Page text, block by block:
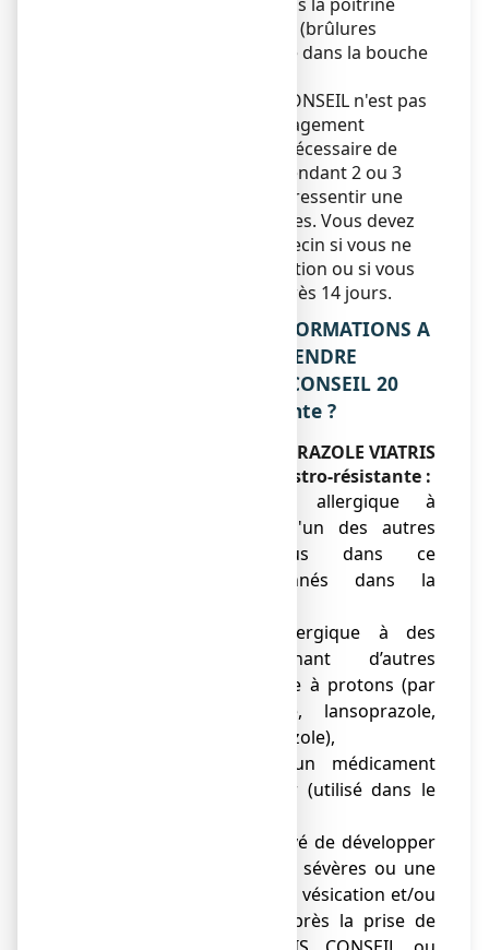
remontant jusqu’à la gorge (brûlures
d’estomac) et un goût aigre dans la bouche
ESOMEPRAZOLE VIATRIS CONSEIL n'est pas
destiné à apporter un soulagement
immédiat. Il peut s’avérer nécessaire de
poursuivre le traitement pendant 2 ou 3
jours consécutifs avant de ressentir une
amélioration des symptômes. Vous devez
vous adresser à votre médecin si vous ne
ressentez aucune amélioration ou si vous
vous sentez moins bien après 14 jours.
2. QUELLES SONT LES INFORMATIONS A
CONNAITRE AVANT DE PRENDRE
ESOMEPRAZOLE VIATRIS CONSEIL 20
mg, gélule gastro-résistante ?
Ne prenez jamais ESOMEPRAZOLE VIATRIS
CONSEIL 20 mg, gélule gastro-résistante :
● si vous êtes allergique à
l'ésoméprazole ou à l'un des autres
composants contenus dans ce
médicament, mentionnés dans la
● si vous êtes allergique à des
médicaments contenant d’autres
inhibiteurs de la pompe à protons (par
exemple pantoprazole, lansoprazole,
rabéprazole ou oméprazole),
● si vous prenez un médicament
contenant du nelfinavir (utilisé dans le
● s’il vous est déjà arrivé de développer
des éruptions cutanées sévères ou une
exfoliation cutanée, une vésication et/ou
des ulcères buccaux après la prise de